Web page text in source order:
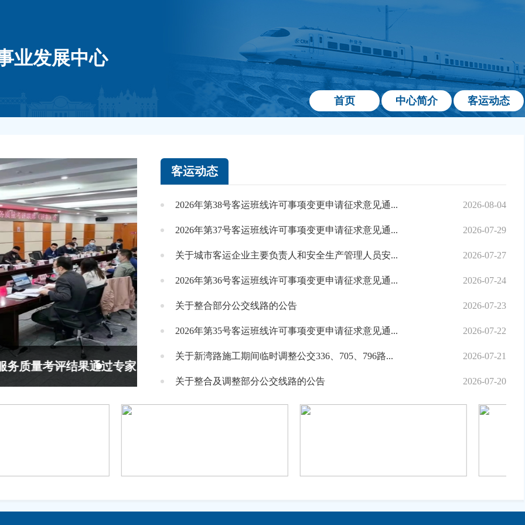
业发展中心
首页 中心简介 客运动态
2021年度武汉市轨道交通运营服务质量考评结果通过专家评审
客运动态
2026年第38号客运班线许可事项变更申请征求意见通... 2026-08-04
2026年第37号客运班线许可事项变更申请征求意见通... 2026-07-29
关于城市客运企业主要负责人和安全生产管理人员安... 2026-07-27
2026年第36号客运班线许可事项变更申请征求意见通... 2026-07-24
关于整合部分公交线路的公告 2026-07-23
2026年第35号客运班线许可事项变更申请征求意见通... 2026-07-22
关于新湾路施工期间临时调整公交336、705、796路... 2026-07-21
关于整合及调整部分公交线路的公告 2026-07-20